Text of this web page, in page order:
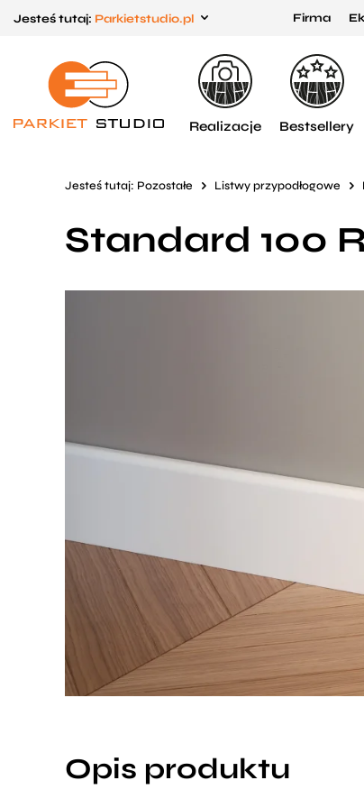
do menu
głównego
do
menu
w
Jesteś tutaj: Parkietstudio.pl Firma
Realizacje Bestsellery
Jesteś tutaj: Pozostałe Listwy przypodłogowe
Standard 100
Opis produktu